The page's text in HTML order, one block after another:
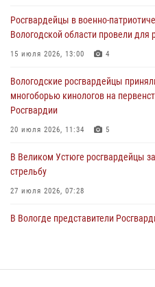
ПРАВОНАРУШИТЕЛЯ
02 августа 2026, 10:37
нарушителя на питбайке
31 июля 2026, 06:43
Росгвардейцы в военно-
Вологодской области провели для
15 июля 2026, 13:00 4
Вологодские росгвардейцы
многоборью кинологов на
Росгвардии
20 июля 2026, 11:34 5
В Великом Устюге росгвардейцы
стрельбу
27 июля 2026, 07:28
В Вологде представители